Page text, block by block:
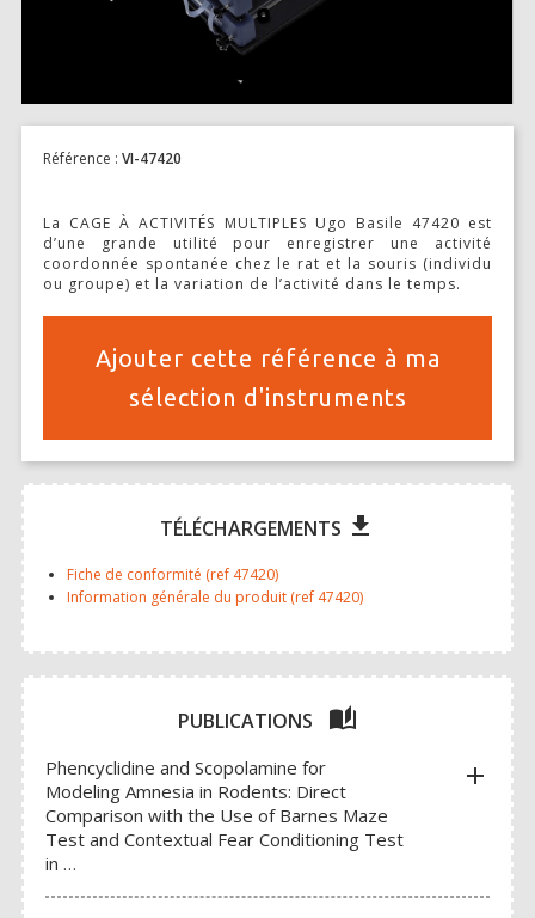
SUPPORTS D’ACCESSOIRES POUR MICRO-MANIPULATEURS
INSTRUMENTS ET ACCESSOIRES CHIRURGICAUX
TONDEUSES
MICROSCOPES ET ÉCLAIRAGE
MATRICES POUR ORGANES CERVEAU ET MOELLE ÉPINIAIRE
MCAO & RFLSI
ACCESSOIRES ET CONSOMMABLES OPTOGÉNÉTIQUE ET
RESPIRATEURS – ASSISTANCE RESPIRATOIRE
MONITORING ET CONTRÔLE DES CONSTANTES PHYSIOLOGIQUES
Thermomètres et systèmes chauffants
Gaz respiratoire -gaz du sang- cycles oestrales
Référence : VI-47420
La CAGE À ACTIVITÉS MULTIPLES Ugo Basile 47420 est
d’une grande utilité pour enregistrer une activité
coordonnée spontanée chez le rat et la souris (individu
ou groupe) et la variation de l’activité dans le temps.
Ajouter cette référence à ma
sélection d'instruments
TÉLÉCHARGEMENTS file_download
Fiche de conformité (ref 47420)
Information générale du produit (ref 47420)
PUBLICATIONS auto_stories
Phencyclidine and Scopolamine for
Modeling Amnesia in Rodents: Direct
Comparison with the Use of Barnes Maze
Test and Contextual Fear Conditioning Test
in …
add